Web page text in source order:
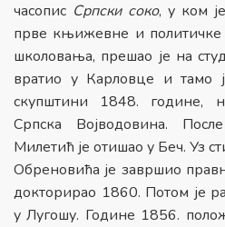
часопис Српски соко, у ком
прве књижевне и политичке
школовања, прешао је на
вратио у Карловце и тамо
скупштини 1848. године,
Српска Војводовина.
Милетић је отишао у Беч. Уз
Обреновића је завршио
докторирао 1860. Потом је
у Лугошу. Године 1856.